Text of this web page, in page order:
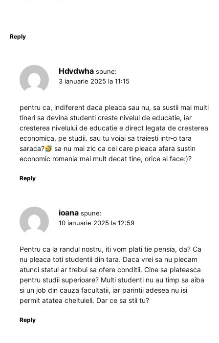
Reply
Hdvdwha spune:
3 ianuarie 2025 la 11:15
pentru ca, indiferent daca pleaca sau nu, sa sustii mai multi
tineri sa devina studenti creste nivelul de educatie, iar
cresterea nivelului de educatie e direct legata de cresterea
economica, pe studii. sau tu voiai sa traiesti intr-o tara
saraca?
sa nu mai zic ca cei care pleaca afara sustin
economic romania mai mult decat tine, orice ai face:)?
Reply
ioana spune:
10 ianuarie 2025 la 12:59
Pentru ca la randul nostru, iti vom plati tie pensia, da? Ca
nu pleaca toti studentii din tara. Daca vrei sa nu plecam
atunci statul ar trebui sa ofere conditii. Cine sa plateasca
pentru studii superioare? Multi studenti nu au timp sa aiba
si un job din cauza facultatii, iar parintii adesea nu isi
permit atatea cheltuieli. Dar ce sa stii tu?
Reply